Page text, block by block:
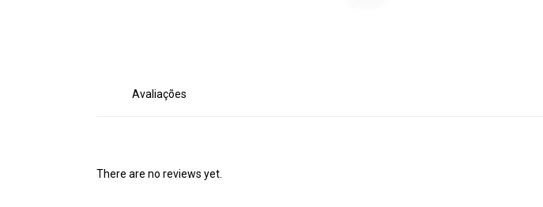
Avaliações
There are no reviews yet.